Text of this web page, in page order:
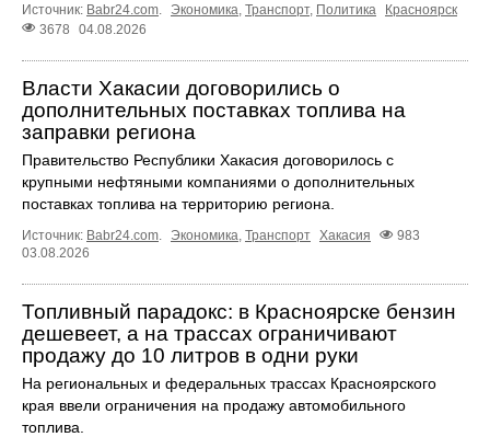
Источник: Babr24.com. Экономика, Транспорт, Политика
Красноярск
3678
04.08.2026
Власти Хакасии договорились о
дополнительных поставках топлива на
заправки региона
Правительство Республики Хакасия договорилось с
крупными нефтяными компаниями о дополнительных
поставках топлива на территорию региона.
Источник: Babr24.com Экономика Транспорт Хакасия
983
03.08.2026
Топливный парадокс: в Красноярске бензин
дешевеет, а на трассах ограничивают
продажу до 10 литров в одни руки
На региональных и федеральных трассах Красноярского
края ввели ограничения на продажу автомобильного
топлива.